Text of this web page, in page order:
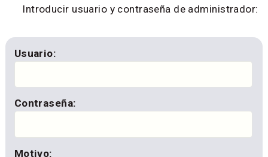
Introducir usuario y contraseña de administrador:
Usuario:
Contraseña:
Motivo: